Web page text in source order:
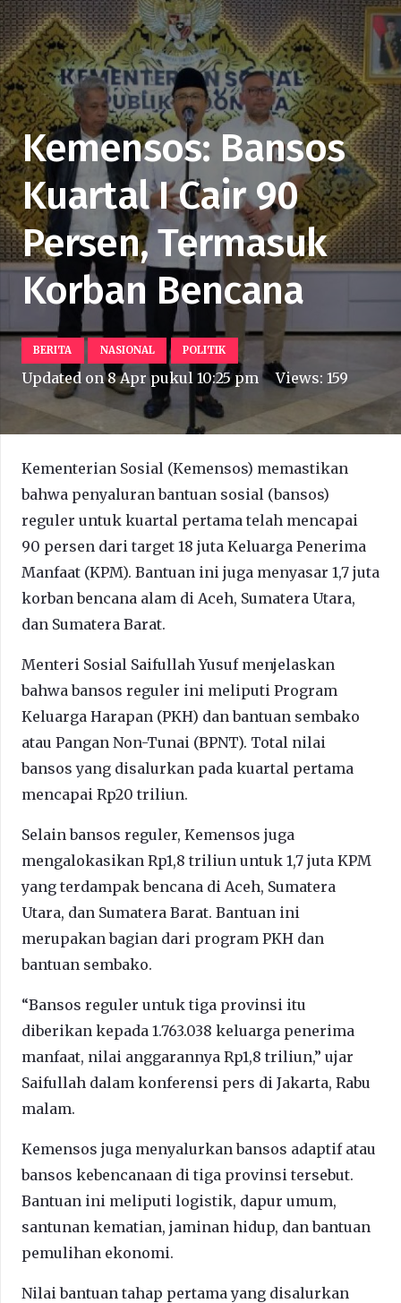
Kemensos: Bansos
Kuartal I Cair 90
Persen, Termasuk
Korban Bencana
BERITA NASIONAL POLITIK
Updated on8 Apr pukul 10:25 pm Views:159
Kementerian Sosial (Kemensos) memastikan
bahwa penyaluran bantuan sosial (bansos)
reguler untuk kuartal pertama telah mencapai
90 persen dari target 18 juta Keluarga Penerima
Manfaat (KPM). Bantuan ini juga menyasar 1,7 juta
korban bencana alam di Aceh, Sumatera Utara,
dan Sumatera Barat.
Menteri Sosial Saifullah Yusuf menjelaskan
bahwa bansos reguler ini meliputi Program
Keluarga Harapan (PKH) dan bantuan sembako
atau Pangan Non-Tunai (BPNT). Total nilai
bansos yang disalurkan pada kuartal pertama
mencapai Rp20 triliun.
Selain bansos reguler, Kemensos juga
mengalokasikan Rp1,8 triliun untuk 1,7 juta KPM
yang terdampak bencana di Aceh, Sumatera
Utara, dan Sumatera Barat. Bantuan ini
merupakan bagian dari program PKH dan
bantuan sembako.
“Bansos reguler untuk tiga provinsi itu
diberikan kepada 1.763.038 keluarga penerima
manfaat, nilai anggarannya Rp1,8 triliun,” ujar
Saifullah dalam konferensi pers di Jakarta, Rabu
malam.
Kemensos juga menyalurkan bansos adaptif atau
bansos kebencanaan di tiga provinsi tersebut.
Bantuan ini meliputi logistik, dapur umum,
santunan kematian, jaminan hidup, dan bantuan
pemulihan ekonomi.
Nilai bantuan tahap pertama yang disalurkan